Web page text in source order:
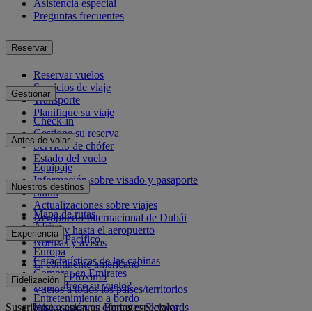
Asistencia especial
Preguntas frecuentes
Reservar
Reservar vuelos
Servicios de viaje
Transporte
Planifique su viaje
Gestionar
Check-in
Gestione su reserva
Servicio de chófer
Estado del vuelo
Antes de volar
Equipaje
Información sobre visado y pasaporte
Salud
Actualizaciones sobre viajes
Aeropuerto Internacional de Dubái
Desde y hasta el aeropuerto
Normas y avisos
Nuestros destinos
Mapa de rutas
África
Asia y Pacífico
Europa
El continente americano
Oriente Próximo
Vuelos a todos los países/territorios
Experiencia
Características de las cabinas
Comprar en Emirates
¿Qué ofrece su vuelo?
Entretenimiento a bordo
Fidelización
Inicie sesión en Emirates Skywards
Suscribirse a nuestras ofertas especiales